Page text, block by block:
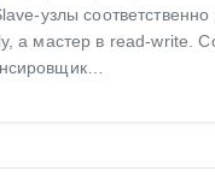
узлы
а мастер в read-write.